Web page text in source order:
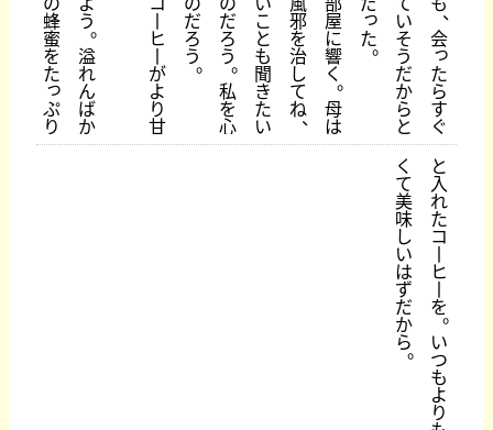
、
会
っ
た
ら
す
ぐ
い
そ
う
だ
か
ら
と
っ
た。
屋
に
響
く。
母
は
邪
を
治
し
て
ね
、
こ
と
も
聞
き
た
い
だ
ろ
う。
私
を
心
だ
ろ
う。
丨
ヒ
丨
が
よ
り
甘
う。
溢
れ
ん
ば
か
蜂
蜜
を
た
っ
ぷ
り
と
入
れ
た
コ
丨
ヒ
丨
を。
い
つ
も
よ
り
く
て
美
味
し
い
は
ず
だ
か
ら。